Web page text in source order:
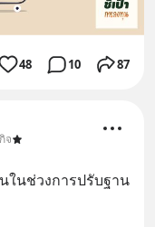
48 10 87
จ
ในช่วงการปรับฐาน